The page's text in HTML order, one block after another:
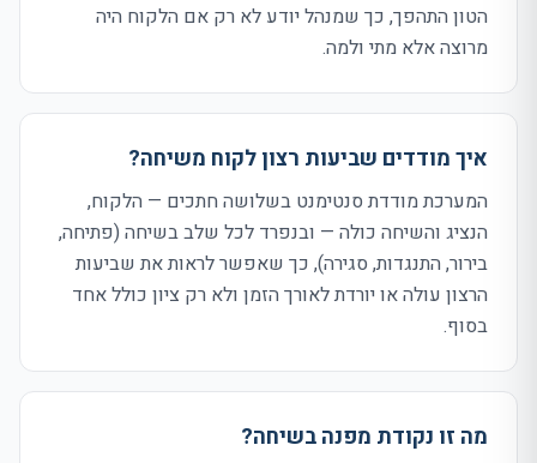
הטון התהפך, כך שמנהל יודע לא רק אם הלקוח היה
מרוצה אלא מתי ולמה.
איך מודדים שביעות רצון לקוח משיחה?
המערכת מודדת סנטימנט בשלושה חתכים — הלקוח,
הנציג והשיחה כולה — ובנפרד לכל שלב בשיחה (פתיחה,
בירור, התנגדות, סגירה), כך שאפשר לראות את שביעות
הרצון עולה או יורדת לאורך הזמן ולא רק ציון כולל אחד
בסוף.
מה זו נקודת מפנה בשיחה?